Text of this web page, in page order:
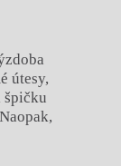
útesy,